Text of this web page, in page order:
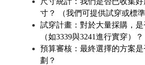
寸？ （我們可提供試穿或標準
試穿計畫：對於大量採購，
（如3339與3241進行實穿）？
預算審核：最終選擇的方案
劃？